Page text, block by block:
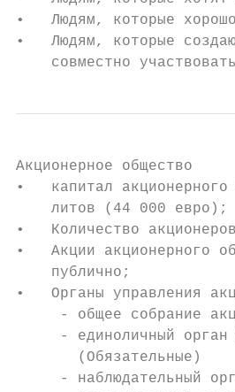
•   Людям, которые
•   Людям, которые
совместно
Акционерное общество
•   капитал
    литов (44 000 евро);
•   Количество
•   Акции акционерного
    публично;
•   Oрганы управления
- общее собрание
- единоличный
       (Обязательные)
- наблюдательный